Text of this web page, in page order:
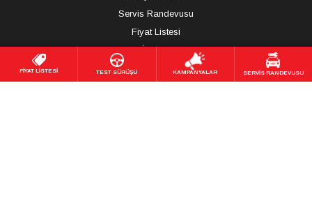
FİYAT LİSTESİ TEST SÜRÜŞÜ KAMPANYALAR SERVİS RANDEVUSU
Servis Randevusu
Fiyat Listesi
İletişim